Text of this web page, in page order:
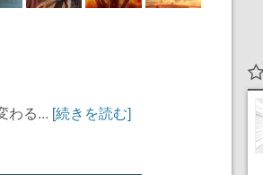
わる... [続きを読む]